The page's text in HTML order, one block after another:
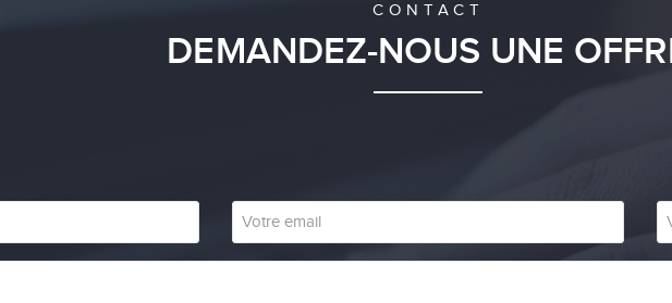
CONTACT
DEMANDEZ-NOUS UNE